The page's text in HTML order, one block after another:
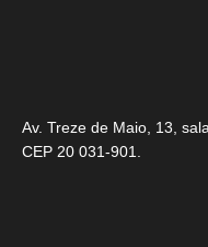
Av. Treze de Maio, 13,
CEP 20 031-901.